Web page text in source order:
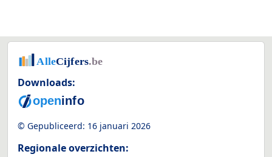
Downloads:
© Gepubliceerd: 16 januari 2026
Regionale overzichten: